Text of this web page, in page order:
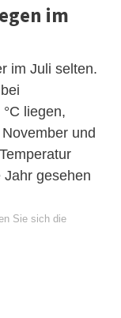
im
im Juli selten.
liegen,
und
Jahr gesehen
Sie sich die